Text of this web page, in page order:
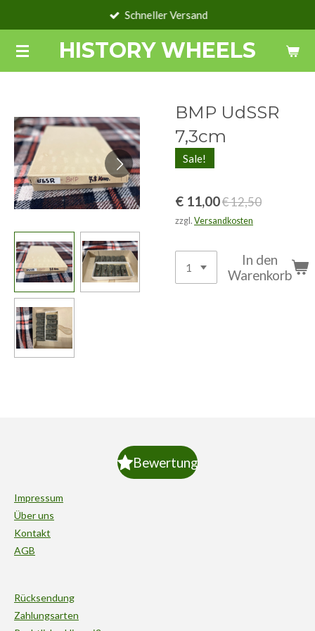
springen
HISTORY WHEELS
Schneller Versand
BMP UdSSR
7,3cm
Sale!
€ 11,00€ 12,50
zzgl. Versandkosten
In den
Warenkorb
Bewertung
Impressum
Über uns
Kontakt
AGB
Rücksendung
Zahlungsarten